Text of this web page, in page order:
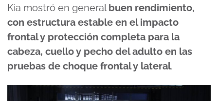
Kia mostró en generalbuen rendimiento,
con estructura estable en el impacto
frontal y protección completa para la
cabeza, cuello y pecho del adulto en las
pruebas de choque frontal y lateral.